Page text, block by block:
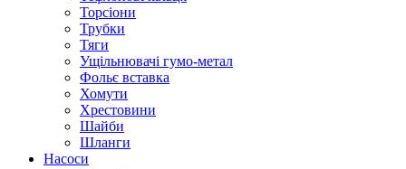
Торсіони
Трубки
Тяги
Ущільнювачі гумо-метал
Фольє вставка
Хомути
Хрестовини
Шайби
Шланги
Насоси